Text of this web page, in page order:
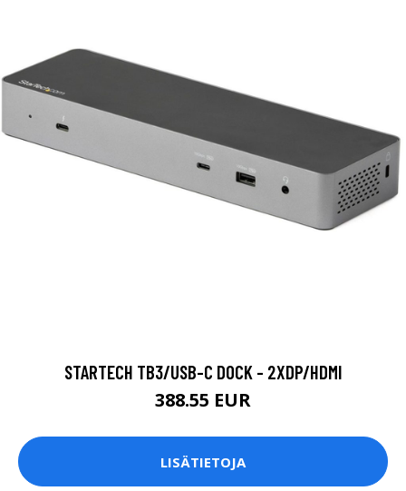
STARTECH TB3/USB-C DOCK - 2XDP/HDMI
388.55 EUR
LISÄTIETOJA